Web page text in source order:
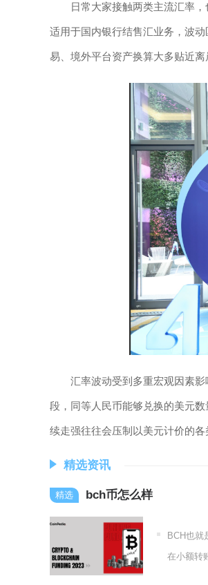
日常大家接触两类主流汇率
适用于国内银行结售汇业务，波
易、境外平台资产换算大多贴近
汇率波动受到多重宏观因素
段，同等人民币能够兑换的美元
续走强往往会压制以美元计价的
精选资讯
bch币怎么样
BCH也就
在小额转